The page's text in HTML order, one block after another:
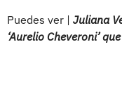
Puedes ver | Juliana
‘Aurelio Cheveroni’